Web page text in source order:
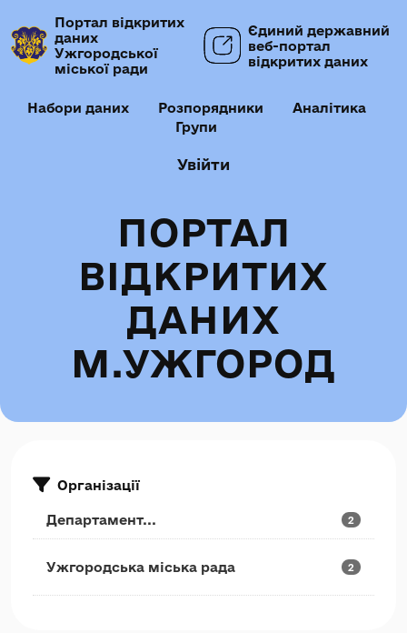
Портал відкритих
даних
Ужгородської
міської ради
Єдиний державний
веб-портал
відкритих даних
Набори даних Розпорядники
Аналітика
Групи
Увійти
ПОРТАЛ
ВІДКРИТИХ
ДАНИХ
М.УЖГОРОД
Організації
Департамент... 2
Ужгородська міська рада 2